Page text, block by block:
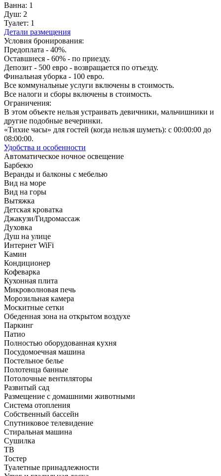
Ванна: 1
Душ: 2
Туалет: 1
Детали размещения
Условия бронирования:
Предоплата - 40%.
Оставшиеся - 60% - по приезду.
Депозит - 500 евро - возвращается по отъезду.
Финальная уборка - 100 евро.
Все коммунальные услуги включены в стоимость.
Все налоги и сборы включены в стоимость.
Ограничения:
В этом объекте нельзя устраивать девичники, мальчишники и
другие подобные вечеринки.
«Тихие часы» для гостей (когда нельзя шуметь): с 00:00:00 до
08:00:00.
Удобства и особенности
Автоматическое ночное освещение
Барбекю
Веранды и балконы с мебелью
Вид на море
Вид на горы
Вытяжка
Детская кроватка
Джакузи/Гидромассаж
Духовка
Душ на улице
Интернет WiFi
Камин
Кондиционер
Кофеварка
Кухонная плита
Микроволновая печь
Морозильная камера
Москитные сетки
Обеденная зона на открытом воздухе
Паркинг
Патио
Полностью оборудованная кухня
Посудомоечная машина
Постельное белье
Полотенца банные
Потолочные вентиляторы
Развитый сад
Размещение с домашними животными
Система отопления
Собственный бассейн
Спутниковое телевидение
Стиральная машина
Сушилка
ТВ
Тостер
Туалетные принадлежности